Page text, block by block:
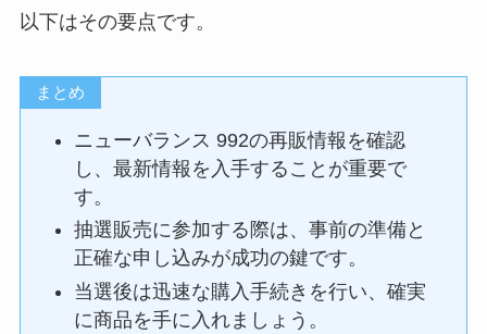
以下はその要点です。
まとめ
ニューバランス 992の再販情報を確認
し、最新情報を入手することが重要で
す。
抽選販売に参加する際は、事前の準備と
正確な申し込みが成功の鍵です。
当選後は迅速な購入手続きを行い、確実
に商品を手に入れましょう。